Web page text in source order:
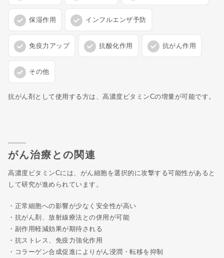
保湿作用 インフルエンザ予防
免疫力アップ 抗酸化作用 抗がん作用
その他
抗がん剤として使用する方は、高濃度ビタミンCの増量が可能です。
がん治療との関連
高濃度ビタミンCには、がん細胞を選択的に攻撃する可能性があると
して研究が進められています。
・正常細胞への影響が少なく安全性が高い
・抗がん剤、放射線療法との併用が可能
・副作用軽減効果が期待される
・抗ストレス、免疫力強化作用
・コラーゲン合成促進によりがん浸潤・転移を抑制